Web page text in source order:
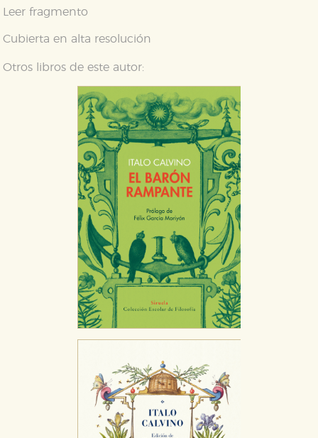
Leer fragmento
Cubierta en alta resolución
Otros libros de este autor: